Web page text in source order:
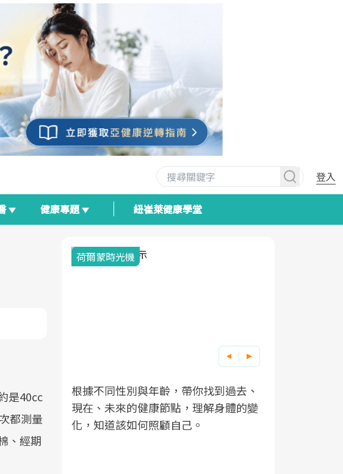
登入
健康專題 紐崔萊健康學堂
是40cc
都測量
、經期
在快速
著國家
與「長
成全民
一站式
運動，
」出
對話，
實際的
荷爾蒙時光機
根據不同性別與年齡，帶你找到過去、
現在、未來的健康節點，理解身體的變
化，知道該如何照顧自己。